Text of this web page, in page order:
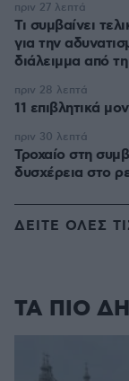
Τι συμβαίνει
για την
διάλειμμα από
πριν 27 λεπτά
11 επιβλητικά
πριν 28 λεπτά
Τροχαίο στη
δυσχέρεια στο
πριν 30 λεπτά
ΔΕΙΤΕ ΟΛΕΣ
ΤΑ ΠΙΟ